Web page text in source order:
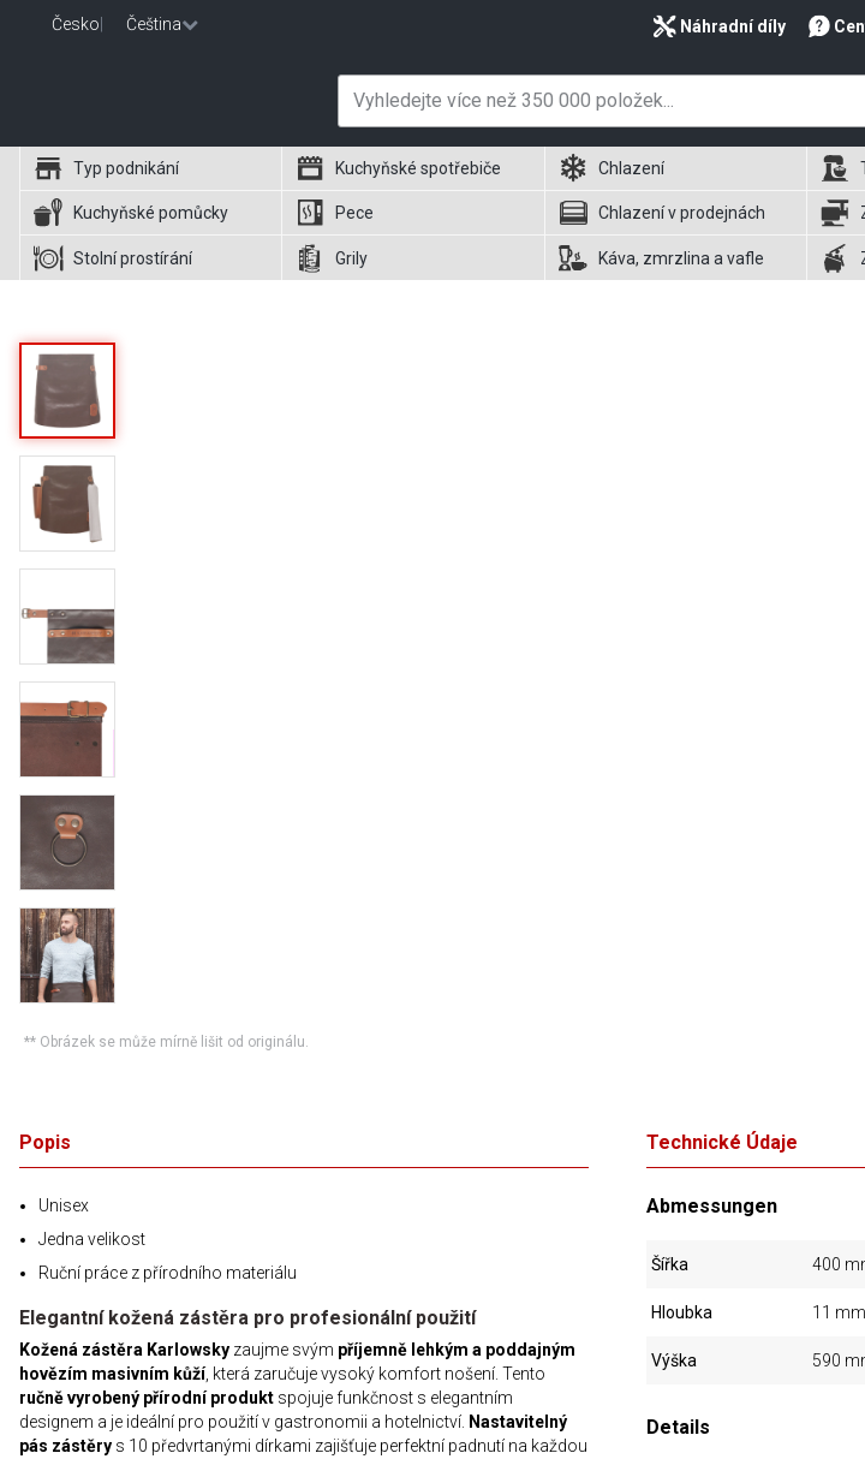
Česko Čeština Náhradní díly
Typ podnikání Kuchyňské spotřebiče Chlazení
Kuchyňské pomůcky Pece Chlazení v prodejnách
Stolní prostírání Grily Káva, zmrzlina a vafle
** Obrázek se může mírně lišit od originálu.
Popis
Unisex
Jedna velikost
Ruční práce z přírodního materiálu
Elegantní kožená zástěra pro profesionální použití
Kožená zástěra Karlowsky zaujme svým příjemně lehkým a poddajným
hovězím masivním kůží, která zaručuje vysoký komfort nošení. Tento
ručně vyrobený přírodní produkt spojuje funkčnost s elegantním
designem a je ideální pro použití v gastronomii a hotelnictví. Nastavitelný
pás zástěry s 10 předvrtanými dírkami zajišťuje perfektní padnutí na každou
Technické Údaje
Abmessungen
Šířka 400
Hloubka 11 mm
Výška 590
Details